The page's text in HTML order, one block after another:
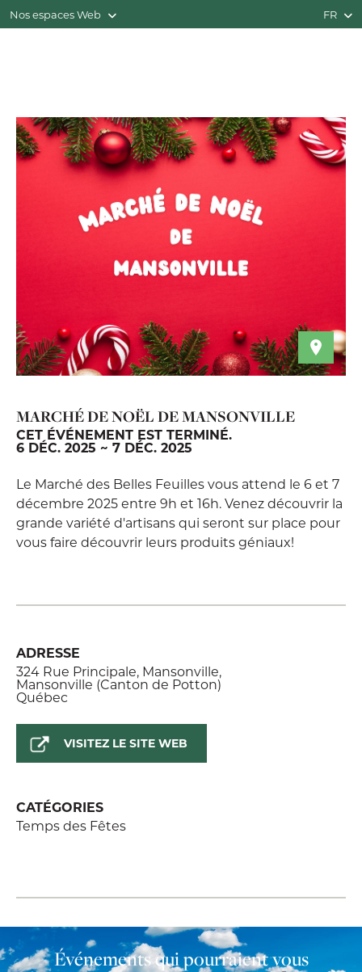
Nos espaces Web FR
MARCHÉ DE NOËL DE MANSONVILLE
CET ÉVÉNEMENT EST TERMINÉ.
6 DÉC. 2025 ~ 7 DÉC. 2025
Le Marché des Belles Feuilles vous attend le 6 et 7
décembre 2025 entre 9h et 16h. Venez découvrir la
grande variété d'artisans qui seront sur place pour
vous faire découvrir leurs produits géniaux!
ADRESSE
324 Rue Principale, Mansonville,
Mansonville (Canton de Potton)
Québec
VISITEZ LE SITE WEB
CATÉGORIES
Temps des Fêtes
Événements qui pourraient vous